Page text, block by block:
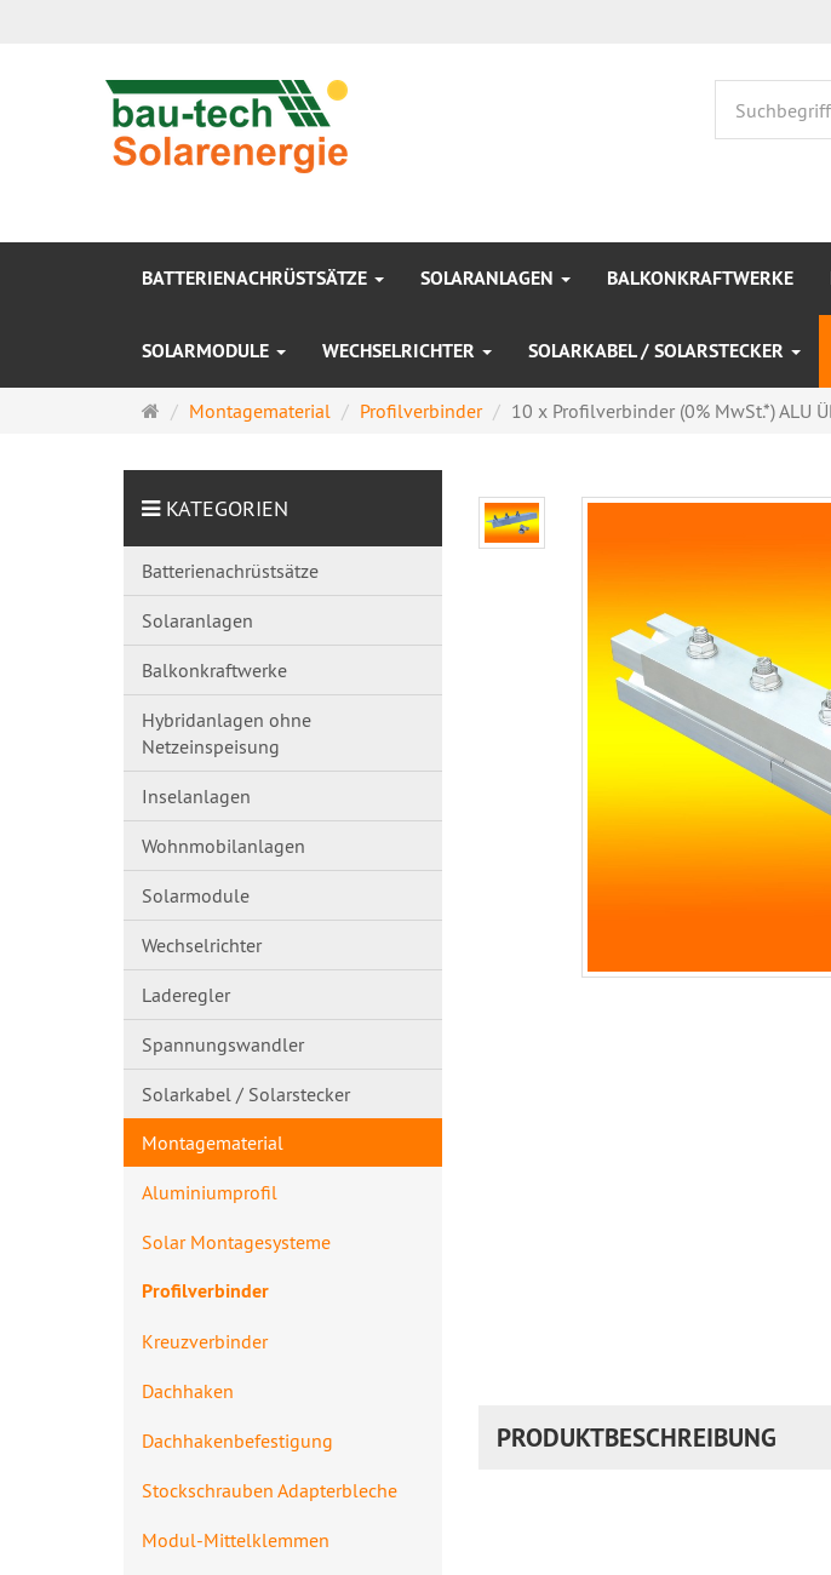
BATTERIENACHRÜSTSÄTZE SOLARANLAGEN BALKONKRAFTWERKE
SOLARMODULE WECHSELRICHTER SOLARKABEL / SOLARSTECKER
Startseite
Montagematerial Profilverbinde​r 10 x Profilverbinder (0% MwSt.*) ALU
PRODUKTBESCHREIBUNG
KATEGORIEN
Batterienachrüstsätze
Solaranlagen
Balkonkraftwerke
Hybridanlagen ohne
Netzeinspeisung
Inselanlagen
Wohnmobilanlagen
Solarmodule
Wechselrichter
Laderegler
Spannungswandl​er
Solarkabel / Solarstecker
Montagematerial
Aluminiumprofil
Solar Montagesysteme
Profilverbinde​r
Kreuzverbinder
Dachhaken
Dachhakenbefes​tigung
Stockschrauben Adapterbleche
Modul-Mittelklemmen